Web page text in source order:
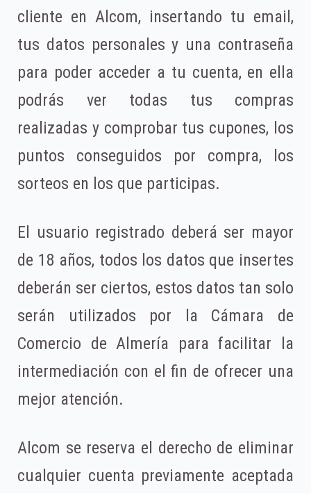
cliente en Alcom, insertando tu email,
tus datos personales y una contraseña
para poder acceder a tu cuenta, en ella
podrás ver todas tus compras
realizadas y comprobar tus cupones, los
puntos conseguidos por compra, los
sorteos en los que participas.
El usuario registrado deberá ser mayor
de 18 años, todos los datos que insertes
deberán ser ciertos, estos datos tan solo
serán utilizados por la Cámara de
Comercio de Almería para facilitar la
intermediación con el fin de ofrecer una
mejor atención.
Alcom se reserva el derecho de eliminar
cualquier cuenta previamente aceptada